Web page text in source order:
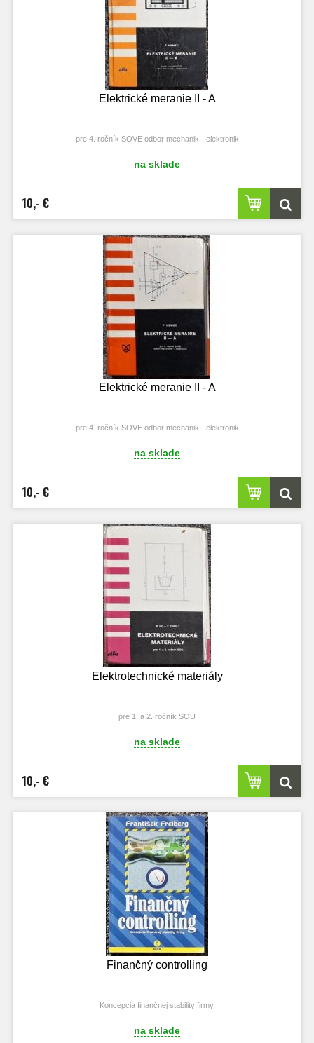
Elektrické meranie II - A
pre 4. ročník SOVE odbor mechanik - elektronik
na sklade
10,- €
Elektrické meranie II - A
pre 4. ročník SOVE odbor mechanik - elektronik
na sklade
10,- €
Elektrotechnické materiály
pre 1. a 2. ročník SOU
na sklade
10,- €
Finančný controlling
Koncepcia finančnej stability firmy.
na sklade